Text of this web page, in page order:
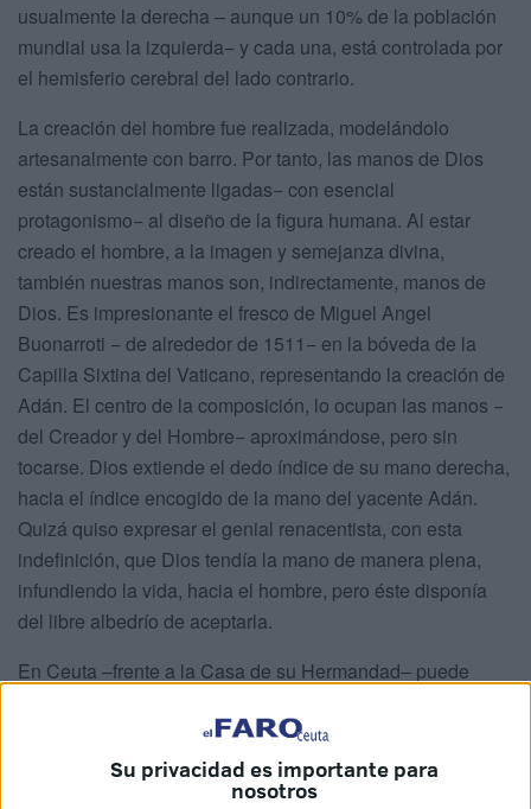
Su privacidad es importante para
nosotros
usualmente la derecha – aunque un 10% de la población
mundial usa la izquierda− y cada una, está controlada por
el hemisferio cerebral del lado contrario.
La creación del hombre fue realizada, modelándolo
artesanalmente con barro. Por tanto, las manos de Dios
están sustancialmente ligadas− con esencial
protagonismo− al diseño de la figura humana. Al estar
creado el hombre, a la imagen y semejanza divina,
también nuestras manos son, indirectamente, manos de
Dios. Es impresionante el fresco de Miguel Angel
Buonarroti − de alrededor de 1511− en la bóveda de la
Capilla Sixtina del Vaticano, representando la creación de
Adán. El centro de la composición, lo ocupan las manos −
del Creador y del Hombre− aproximándose, pero sin
tocarse. Dios extiende el dedo índice de su mano derecha,
hacia el índice encogido de la mano del yacente Adán.
Quizá quiso expresar el genial renacentista, con esta
indefinición, que Dios tendía la mano de manera plena,
infundiendo la vida, hacia el hombre, pero éste disponía
del libre albedrío de aceptarla.
En Ceuta ‒frente a la Casa de su Hermandad‒ puede
los hermanos Pedrajas, que representa las manos
cautivas del venerado Cristo de Medinaceli, conocido
como “el Señor de Ceuta”. Conmovedor es igualmente, el